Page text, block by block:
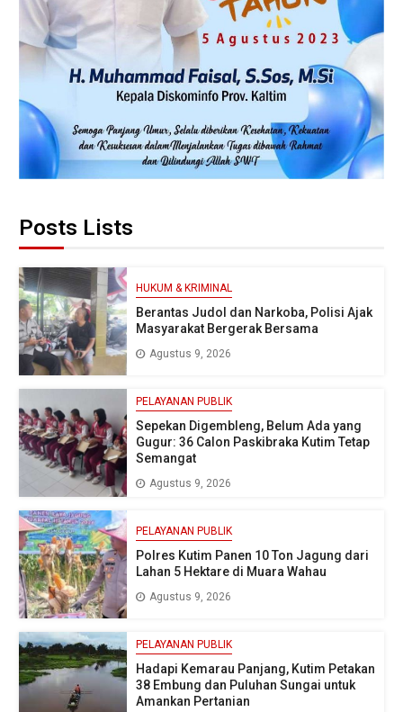
Posts Lists
HUKUM & KRIMINAL
Berantas Judol dan Narkoba, Polisi Ajak
Masyarakat Bergerak Bersama
Agustus 9, 2026
PELAYANAN PUBLIK
Sepekan Digembleng, Belum Ada yang
Gugur: 36 Calon Paskibraka Kutim Tetap
Semangat
Agustus 9, 2026
PELAYANAN PUBLIK
Polres Kutim Panen 10 Ton Jagung dari
Lahan 5 Hektare di Muara Wahau
Agustus 9, 2026
PELAYANAN PUBLIK
Hadapi Kemarau Panjang, Kutim Petakan
38 Embung dan Puluhan Sungai untuk
Amankan Pertanian